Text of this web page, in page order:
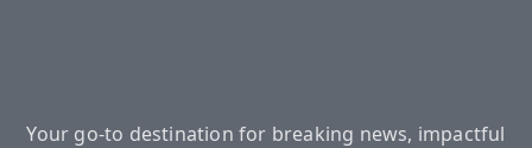
Your go-to destination for breaking news, impactful